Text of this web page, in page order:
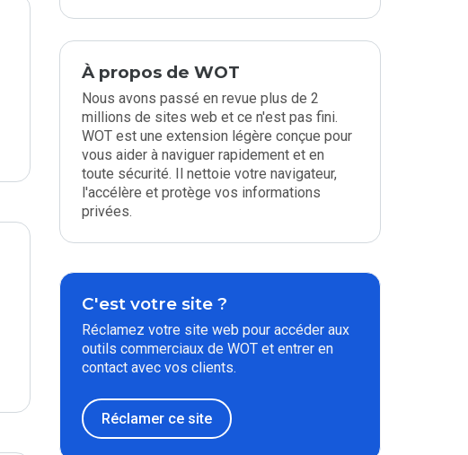
À propos de WOT
Nous avons passé en revue plus de 2
millions de sites web et ce n'est pas fini.
WOT est une extension légère conçue pour
vous aider à naviguer rapidement et en
toute sécurité. Il nettoie votre navigateur,
l'accélère et protège vos informations
privées.
C'est votre site ?
Réclamez votre site web pour accéder aux
outils commerciaux de WOT et entrer en
contact avec vos clients.
Réclamer ce site